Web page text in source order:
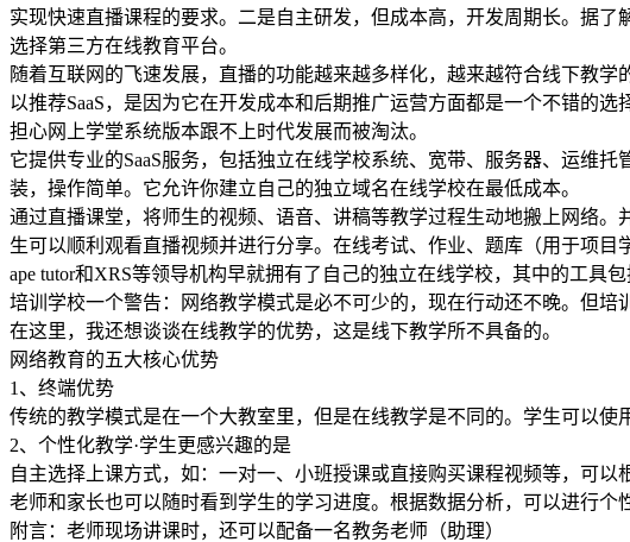
实现快速直播课程的要求。二是自主研发，但成本高，开发周期长。据
选择第三方在线教育平台。
随着互联网的飞速发展，直播的功能越来越多样化，越来越符合线下教
以推荐SaaS，是因为它在开发成本和后期推广运营方面都是一个不错的
担心网上学堂系统版本跟不上时代发展而被淘汰。
它提供专业的SaaS服务，包括独立在线学校系统、宽带、服务器、运维
装，操作简单。它允许你建立自己的独立域名在线学校在最低成本。
通过直播课堂，将师生的视频、语音、讲稿等教学过程生动地搬上网络
生可以顺利观看直播视频并进行分享。在线考试、作业、题库（用于项目
ape tutor和XRS等领导机构早就拥有了自己的独立在线学校，其中的工
培训学校一个警告：网络教学模式是必不可少的，现在行动还不晚。但
在这里，我还想谈谈在线教学的优势，这是线下教学所不具备的。
网络教育的五大核心优势
1、终端优势
传统的教学模式是在一个大教室里，但是在线教学是不同的。学生可以
2、个性化教学·学生更感兴趣的是
自主选择上课方式，如：一对一、小班授课或直接购买课程视频等，可
老师和家长也可以随时看到学生的学习进度。根据数据分析，可以进行
附言：老师现场讲课时，还可以配备一名教务老师（助理）